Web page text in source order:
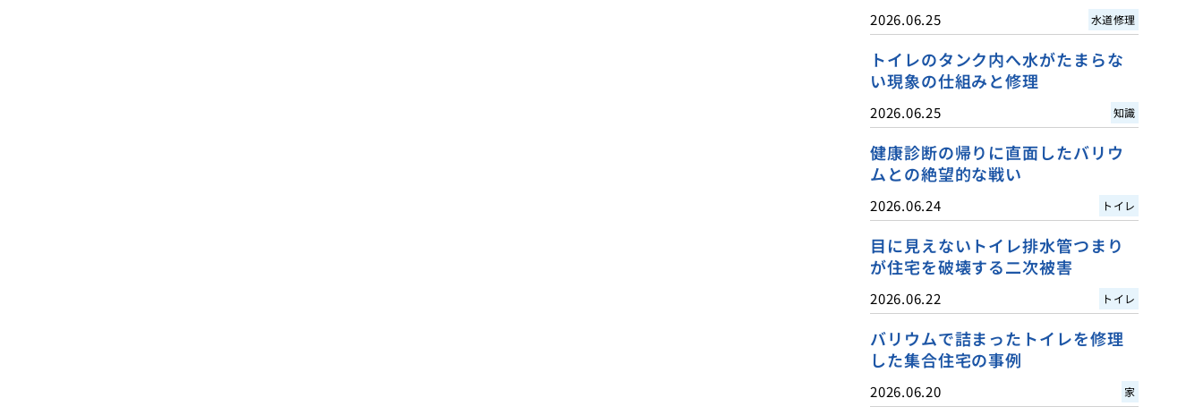
2026.06.25 水道修理
トイレのタンク内へ水がたまらな
い現象の仕組みと修理
2026.06.25 知識
健康診断の帰りに直面したバリウ
ムとの絶望的な戦い
2026.06.24 トイレ
目に見えないトイレ排水管つまり
が住宅を破壊する二次被害
2026.06.22 トイレ
バリウムで詰まったトイレを修理
した集合住宅の事例
2026.06.20 家